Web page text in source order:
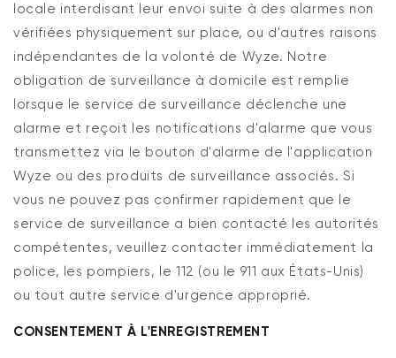
locale interdisant leur envoi suite à des alarmes non
vérifiées physiquement sur place, ou d'autres raisons
indépendantes de la volonté de Wyze. Notre
obligation de surveillance à domicile est remplie
lorsque le service de surveillance déclenche une
alarme et reçoit les notifications d'alarme que vous
transmettez via le bouton d'alarme de l'application
Wyze ou des produits de surveillance associés. Si
vous ne pouvez pas confirmer rapidement que le
service de surveillance a bien contacté les autorités
compétentes, veuillez contacter immédiatement la
police, les pompiers, le 112 (ou le 911 aux États-Unis)
ou tout autre service d'urgence approprié.
CONSENTEMENT À L'ENREGISTREMENT